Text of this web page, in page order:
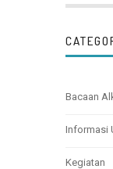
Bacaan
Informasi
Kegiatan